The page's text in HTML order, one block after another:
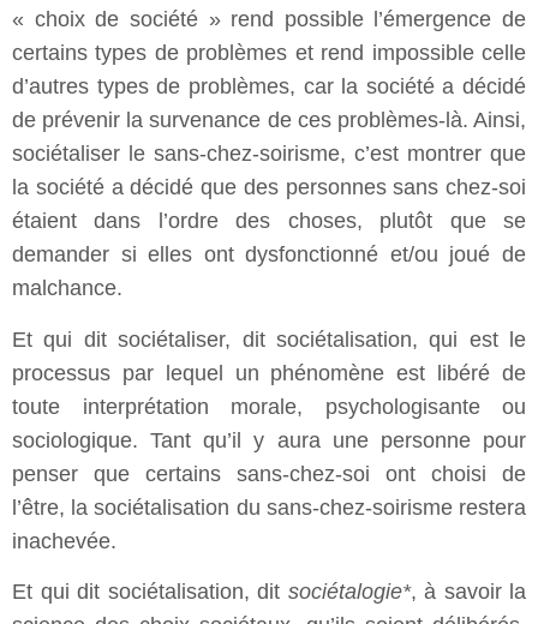
« choix de société » rend possible l’émergence de
certains types de problèmes et rend impossible celle
d’autres types de problèmes, car la société a décidé
de prévenir la survenance de ces problèmes-là. Ainsi,
sociétaliser le sans-chez-soirisme, c’est montrer que
la société a décidé que des personnes sans chez-soi
étaient dans l’ordre des choses, plutôt que se
demander si elles ont dysfonctionné et/ou joué de
malchance.
Et qui dit sociétaliser, dit sociétalisation, qui est le
processus par lequel un phénomène est libéré de
toute interprétation morale, psychologisante ou
sociologique. Tant qu’il y aura une personne pour
penser que certains sans-chez-soi ont choisi de
l’être, la sociétalisation du sans-chez-soirisme restera
inachevée.
Et qui dit sociétalisation, dit sociétalogie*, à savoir la